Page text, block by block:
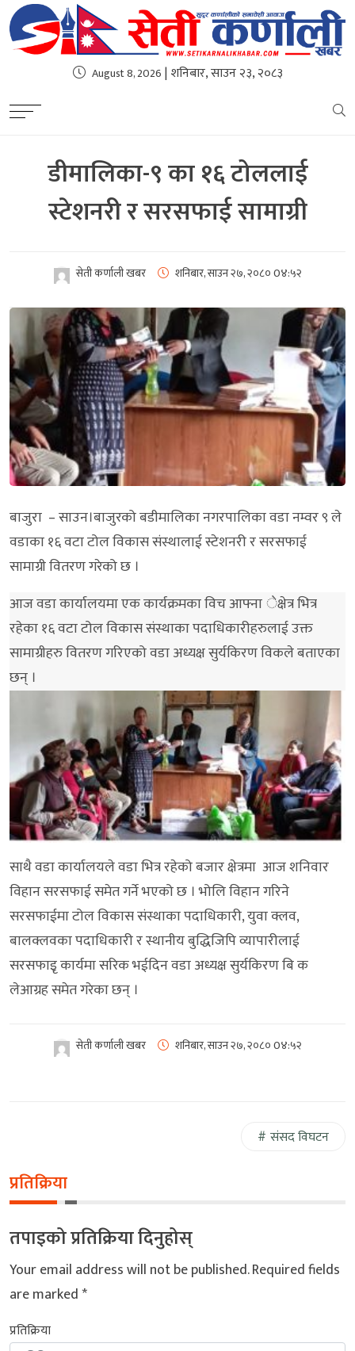
August 8, 2026 | शनिबार, साउन २३, २०८३
डीमालिका-९ का १६ टोललाई
स्टेशनरी र सरसफाई सामाग्री
सेती कर्णाली खबर शनिबार, साउन २७, २०८०0४:५२
बाजुरा – साउन।बाजुरको बडीमालिका नगरपालिका वडा नम्वर ९ ले
वडाका १६ वटा टोल विकास संस्थालाई स्टेशनरी र सरसफाई
सामाग्री वितरण गरेको छ ।
आज वडा कार्यालयमा एक कार्यक्रमका विच आफ्ना ेक्षेत्र भित्र
रहेका १६ वटा टोल विकास संस्थाका पदाधिकारीहरुलाई उक्त
सामाग्रीहरु वितरण गरिएको वडा अध्यक्ष सुर्यकिरण विकले बताएका
छन् ।
साथै वडा कार्यालयले वडा भित्र रहेको बजार क्षेत्रमा आज शनिवार
विहान सरसफाई समेत गर्ने भएको छ । भोलि विहान गरिने
सरसफाईमा टोल विकास संस्थाका पदाधिकारी, युवा क्लव,
बालक्लवका पदाधिकारी र स्थानीय बुद्धिजिपि व्यापारीलाई
सरसफाइृ कार्यमा सरिक भईदिन वडा अध्यक्ष सुर्यकिरण बि क
लेआग्रह समेत गरेका छन् ।
सेती कर्णाली खबर शनिबार, साउन २७, २०८०0४:५२
संसद विघटन
प्रतिक्रिया
तपाइको प्रतिक्रिया दिनुहोस्
Your email address will not be published.Required fields
are marked*
प्रतिक्रिया